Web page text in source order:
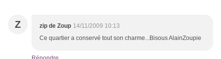
Z zip de Zoup 14/11/2009 10:13
Ce quartier a conservé tout son charme...Bisous AlainZoupie